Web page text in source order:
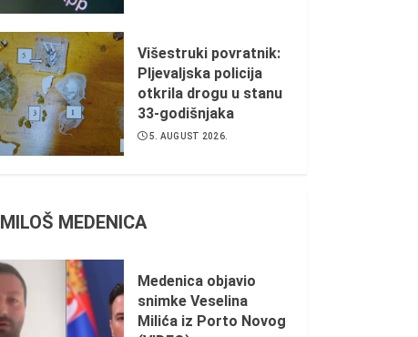
Višestruki povratnik:
Pljevaljska policija
otkrila drogu u stanu
33-godišnjaka
5. AUGUST 2026.
MILOŠ MEDENICA
Medenica objavio
snimke Veselina
Milića iz Porto Novog